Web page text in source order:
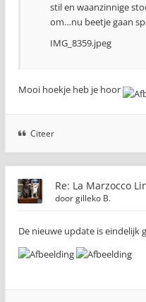
stil en waanzinnige
om…nu beetje gaan
IMG_8359.jpeg
Mooi hoekje heb je hoor
Citeer
Re: La Marzocco
doorgilleko B.
De nieuwe update is eindelijk